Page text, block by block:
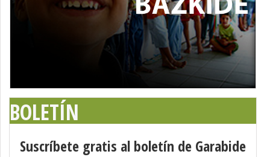
BOLETÍN
Suscríbete gratis al boletín de Garabide